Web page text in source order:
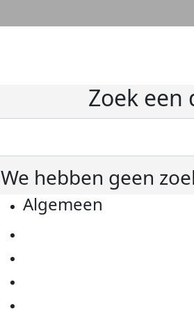
Zoek een
We hebben geen
Algemeen